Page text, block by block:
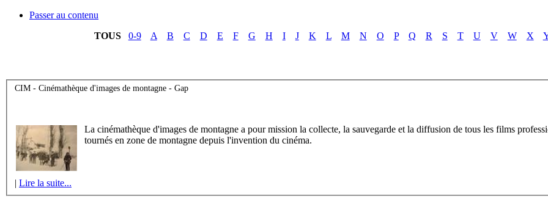
Passer au contenu
TOUS
0-9 A B C D E F G H I J K L M N O P Q R S T U V W X
CIM - Cinémathèque d'images de montagne - Gap
La cinémathèque d'images de montagne a pour mission la collecte, la sauvegarde et la diffusion de tous les films
tournés en zone de montagne depuis l'invention du cinéma.
Lire la suite...